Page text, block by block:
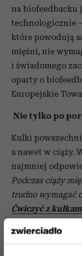
na biofeedbacku
technologicznie
które powodują
mięśni, nie
i świadomego
oparty o
Europejskie
Nie tylko po
Kulki
a nawet w ciąży.
najmniej
Podczas ciąży
trudno wymagać
Ćwiczyć z
właściwie można
i to pod